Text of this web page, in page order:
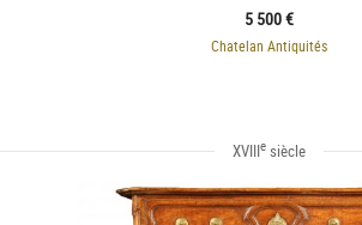
5 500 €
Chatelan Antiquités
XVIIIesiècle